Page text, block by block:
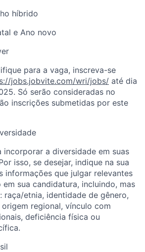
híbrido
e Ano novo
para a vaga, inscreva-se
jobs.jobvite.com/wri/jobs/ até dia
. Só serão consideradas no
inscrições submetidas por este
incorporar a diversidade em suas
isso, se desejar, indique na sua
informações que julgar relevantes
sua candidatura, incluindo, mas
raça/etnia, identidade de gênero,
regional, vínculo com
deficiência física ou